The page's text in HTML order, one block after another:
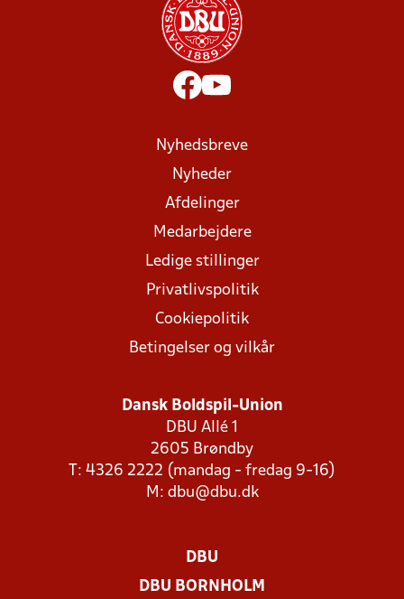
Nyhedsbreve
Nyheder
Afdelinger
Medarbejdere
Ledige stillinger
Privatlivspolitik
Cookiepolitik
Betingelser og vilkår
Dansk Boldspil-Union
DBU Allé 1
2605 Brøndby
T: 4326 2222 (mandag - fredag 9-16)
M: dbu@dbu.dk
DBU
DBU BORNHOLM